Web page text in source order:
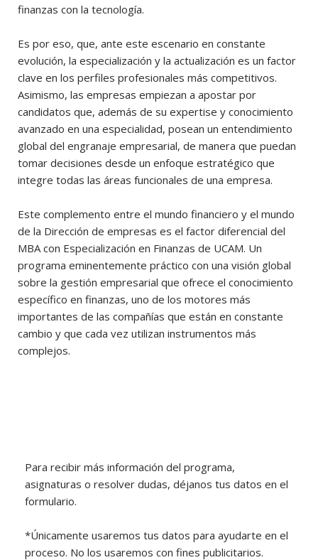
finanzas con la tecnología.
Es por eso, que, ante este escenario en constante
evolución, la especialización y la actualización es un factor
clave en los perfiles profesionales más competitivos.
Asimismo, las empresas empiezan a apostar por
candidatos que, además de su expertise y conocimiento
avanzado en una especialidad, posean un entendimiento
global del engranaje empresarial, de manera que puedan
tomar decisiones desde un enfoque estratégico que
integre todas las áreas funcionales de una empresa.
Este complemento entre el mundo financiero y el mundo
de la Dirección de empresas es el factor diferencial del
MBA con Especialización en Finanzas de UCAM. Un
programa eminentemente práctico con una visión global
sobre la gestión empresarial que ofrece el conocimiento
específico en finanzas, uno de los motores más
importantes de las compañías que están en constante
cambio y que cada vez utilizan instrumentos más
complejos.
Para recibir más información del programa,
asignaturas o resolver dudas, déjanos tus datos en el
formulario.
*Únicamente usaremos tus datos para ayudarte en el
proceso. No los usaremos con fines publicitarios.